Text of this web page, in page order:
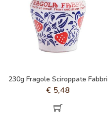
230g Fragole Sciroppate Fabbri
€ 5,48